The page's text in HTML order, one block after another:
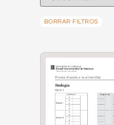
BORRAR FILTROS